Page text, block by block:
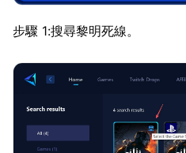
步驟 1:搜尋黎明死線。